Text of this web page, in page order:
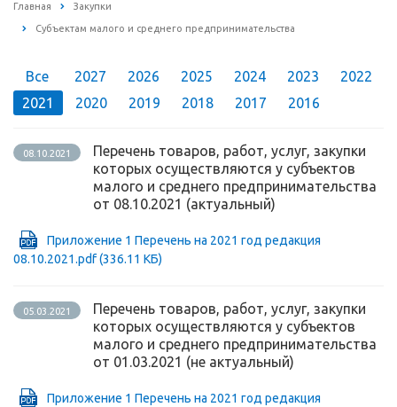
Главная Закупки
Субъектам малого и среднего предпринимательства
Все 2027 2026 2025 2024 2023
2022
2021
2020 2019 2018 2017 2016
08.10.2021
Перечень товаров, работ, услуг, закупки
которых осуществляются у субъектов
малого и среднего предпринимательства
от 08.10.2021 (актуальный)
Приложение 1 Перечень на 2021 год редакция
08.10.2021.pdf(336.11 КБ)
05.03.2021
Перечень товаров, работ, услуг, закупки
которых осуществляются у субъектов
малого и среднего предпринимательства
от 01.03.2021 (не актуальный)
Приложение 1 Перечень на 2021 год редакция